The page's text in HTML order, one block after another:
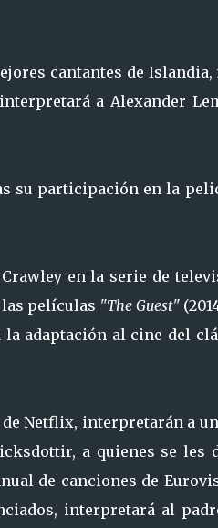
cantantes de Islandia,
a Alexander
su participación en la
en la serie de
películas "The Guest"
la adaptación al cine del
Netflix, interpretarán a
a quienes se les
de canciones de
interpretará al